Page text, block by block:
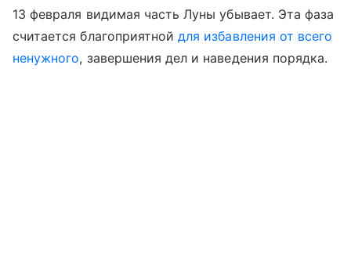
13 февраля видимая часть Луны убывает. Эта фаза
считается благоприятнойдля избавления от всего
ненужного, завершения дел и наведения порядка.